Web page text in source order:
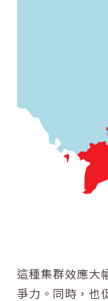
這種集群效應大
爭力。同時，也